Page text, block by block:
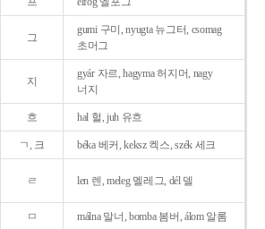
그
gumi 구미, nyugta 뉴그터, csomag
초머그
지
gyár 자르, hagyma 허지머, nagy
너지
흐 hal 헐, juh 유흐
ㄱ, 크 béka 베커, keksz 켁스, szék 세크
ㄹ len 렌, meleg 멜레그, dél 델
ㅁ málna 말너, bomba 봄버, álom 알롬